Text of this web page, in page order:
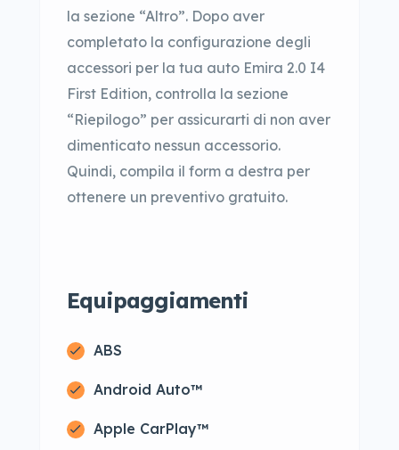
la sezione “Altro”. Dopo aver
completato la configurazione degli
accessori per la tua auto Emira 2.0 I4
First Edition, controlla la sezione
“Riepilogo” per assicurarti di non aver
dimenticato nessun accessorio.
Quindi, compila il form a destra per
ottenere un preventivo gratuito.
Equipaggiamenti
ABS
Android Auto™
Apple CarPlay™